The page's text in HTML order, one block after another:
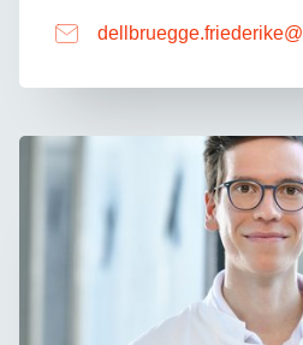
dellbruegge.friederike@